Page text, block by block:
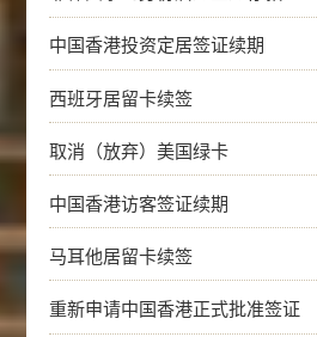
中国香港投资定居签证续期
西班牙居留卡续签
取消（放弃）美国绿卡
中国香港访客签证续期
马耳他居留卡续签
重新申请中国香港正式批准签证